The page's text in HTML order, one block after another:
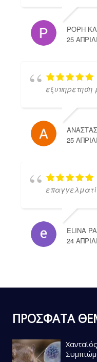
POPH
25
εξυπηρετηση
25
ELINA
24
ΠΡΟΣΦΑΤΑ